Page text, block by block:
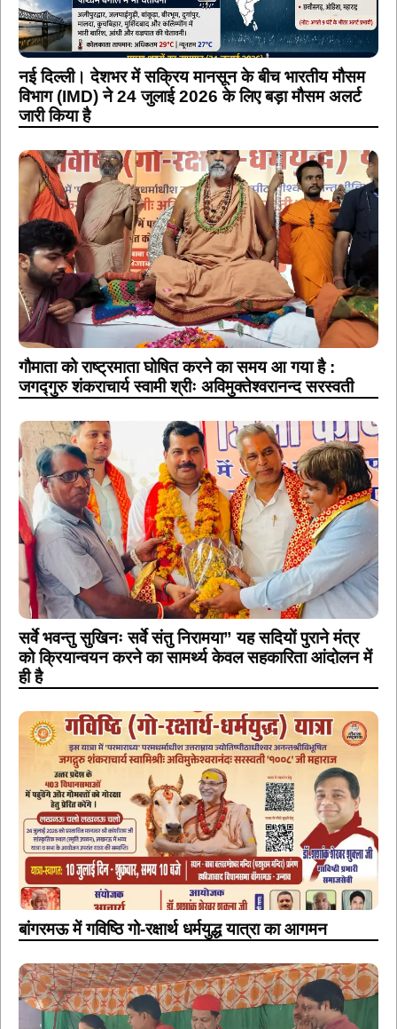
नई दिल्ली। देशभर में सक्रिय मानसून के बीच भारतीय मौसम
विभाग (IMD) ने 24 जुलाई 2026 के लिए बड़ा मौसम अलर्ट
जारी किया है
गौमाता को राष्ट्रमाता घोषित करने का समय आ गया है :
जगद्गुरु शंकराचार्य स्वामी श्रीः अविमुक्तेश्वरानन्द सरस्वती
सर्वे भवन्तु सुखिनः सर्वे संतु निरामया” यह सदियों पुराने मंत्र
को क्रियान्वयन करने का सामर्थ्य केवल सहकारिता आंदोलन में
ही है
बांगरमऊ में गविष्ठि गो-रक्षार्थ धर्मयुद्ध यात्रा का आगमन